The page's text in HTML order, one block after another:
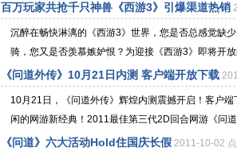
百万玩家共抢千只神兽《西游3》引爆渠道热销
沉醉在畅快淋漓的《西游3》世界，您是否总感觉缺
骑，您又是否羡慕嫉妒恨？为迎接《西游3》即将开
《问道外传》10月21日内测 客户端开放下载
10月21日，《问道外传》辉煌内测震撼开启！客户
闲的网游新经典！2011最佳第三代2D回合网游《问
《问道》六大活动Hold住国庆长假 2011-10-02